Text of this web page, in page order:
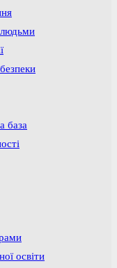
база
освіти